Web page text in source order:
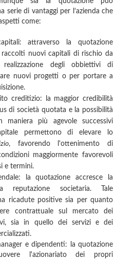
serie di vantaggi per l’azienda che
come:
attraverso la quotazione
raccolti nuovi capitali di rischio da
realizzazione degli obbiettivi di
nuovi progetti o per portare a
creditizio: la maggior credibilità
di società quotata e la possibilità
maniera più agevole successivi
permettono di elevare lo
, favorendo l'ottenimento di
maggiormente favorevoli
e termini.
la quotazione accresce la
societaria. Tale
ricadute positive sia per quanto
contrattuale sul mercato dei
sia in quello dei servizi e dei
e dipendenti: la quotazione
l'a­zionariato dei propri